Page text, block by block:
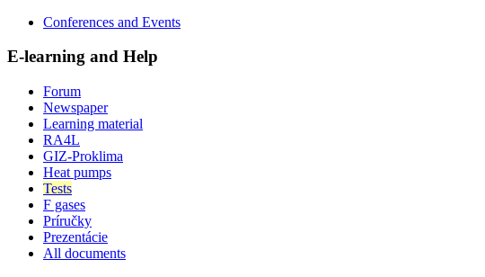
Conferences and Events
E-learning and Help
Forum
Newspaper
Learning material
RA4L
GIZ-Proklima
Heat pumps
Tests
F gases
Príručky
Prezentácie
All documents